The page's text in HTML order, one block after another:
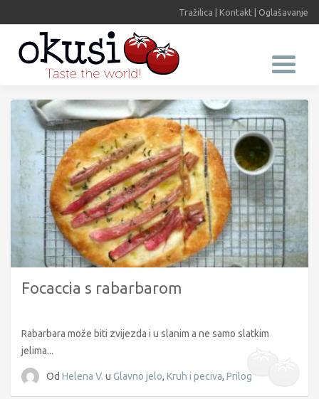
Tražilica Kontakt Oglašavanje
Focaccia s rabarbarom
Rabarbara može biti zvijezda i u slanim a ne samo slatkim
jelima...
Od Helena V. u Glavno jelo, Kruh i peciva, Prilog